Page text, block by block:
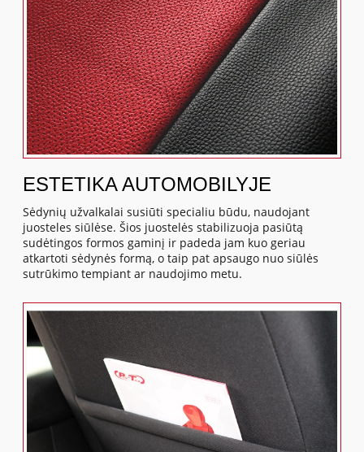
ESTETIKA AUTOMOBILYJE
Sėdynių užvalkalai susiūti specialiu būdu, naudojant
juosteles siūlėse. Šios juostelės stabilizuoja pasiūtą
sudėtingos formos gaminį ir padeda jam kuo geriau
atkartoti sėdynės formą, o taip pat apsaugo nuo siūlės
sutrūkimo tempiant ar naudojimo metu.